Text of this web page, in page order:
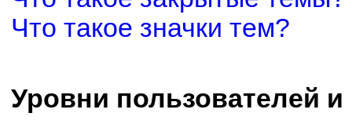
Что такое значки тем?
Уровни пользователей